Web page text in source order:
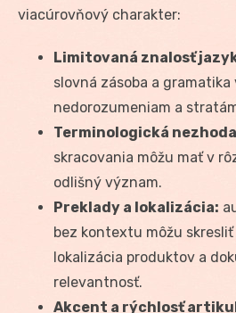
viacúrovňový charakter:
Limitovaná znalosť
slovná zásoba a gramatika
nedorozumeniam a
Terminologická
skracovania môžu mať v
odlišný význam.
Preklady a lokalizácia:
bez kontextu môžu
lokalizácia produktov a
relevantnosť.
Akcent a rýchlosť